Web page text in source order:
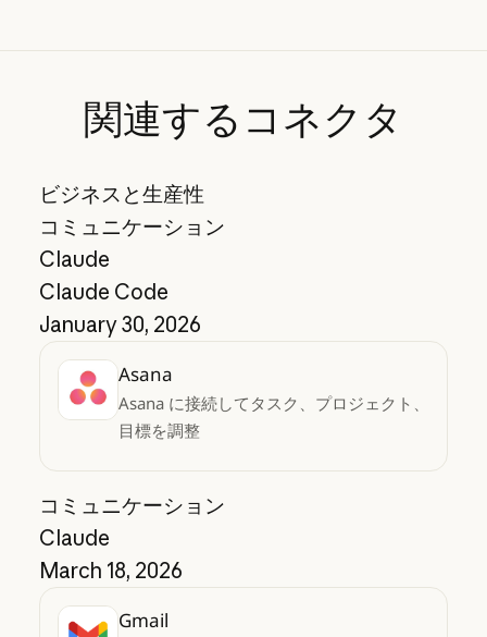
関連するコネクタ
ビジネスと生産性
コミュニケーション
Claude
Claude Code
January 30, 2026
Asana
Asana に接続してタスク、プロジェクト、
目標を調整
コミュニケーション
Claude
March 18, 2026
Gmail